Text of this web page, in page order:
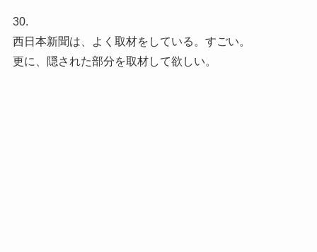
30.
西日本新聞は、よく取材をしている。すごい。
更に、隠された部分を取材して欲しい。